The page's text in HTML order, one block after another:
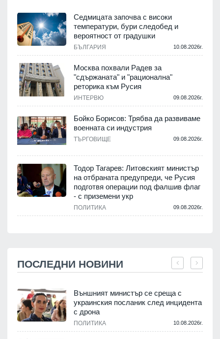
Седмицата започва с високи
температури, бури следобед и
вероятност от градушки
БЪЛГАРИЯ 10.08.2026г.
Москва похвали Радев за
"сдържаната" и "рационална"
реторика към Русия
ИНТЕРВЮ 09.08.2026г.
Бойко Борисов: Трябва да развиваме
военната си индустрия
ТЪРГОВИЩЕ 09.08.2026г.
Тодор Тагарев: Литовският министър
на отбраната предупреди, че Русия
подготвя операции под фалшив флаг
- с приземени укр
ПОЛИТИКА 09.08.2026г.
ПОСЛЕДНИ НОВИНИ
Външният министър се среща с
украинския посланик след инцидента
с дрона
ПОЛИТИКА 10.08.2026г.